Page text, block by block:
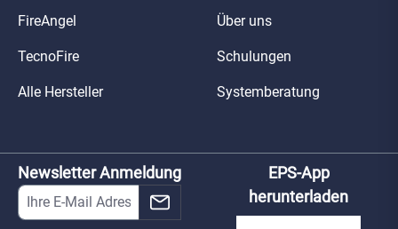
FireAngel
TecnoFire
Alle Hersteller
Über uns
Schulungen
Systemberatung
Newsletter Anmeldung
EPS-App
herunterladen